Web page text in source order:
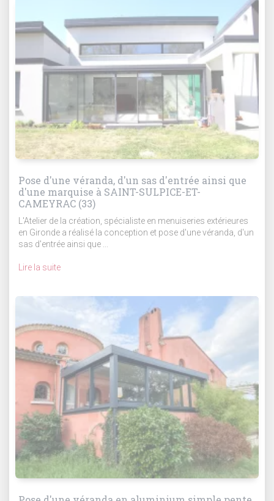
Pose d'une véranda, d'un sas d'entrée ainsi que
d'une marquise à SAINT-SULPICE-ET-
CAMEYRAC (33)
L'Atelier de la création, spécialiste en menuiseries extérieures
en Gironde a réalisé la conception et pose d'une véranda, d'un
sas d'entrée ainsi que ...
Lire la suite